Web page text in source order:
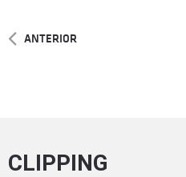
ANTERIOR
CLIPPING